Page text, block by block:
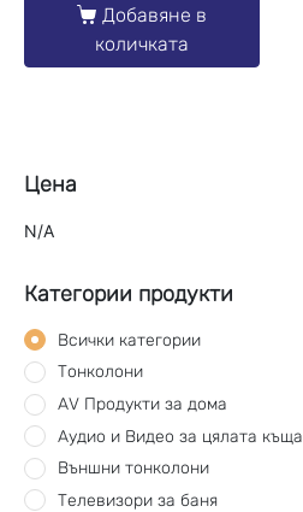
Добавяне в
количката
Цена
N/A
Категории продукти
Всички категории
Тонколони
AV Продукти за дома
Aудио и Видео за цялата къща
Външни тонколони
Телевизори за баня